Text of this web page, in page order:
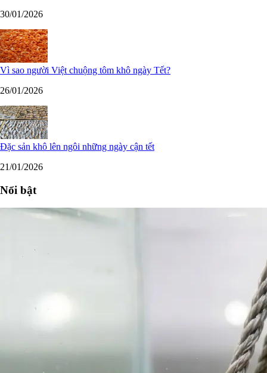
30/01/2026
Vì sao người Việt chuộng tôm khô ngày Tết?
26/01/2026
Đặc sản khô lên ngôi những ngày cận tết
21/01/2026
Nổi bật